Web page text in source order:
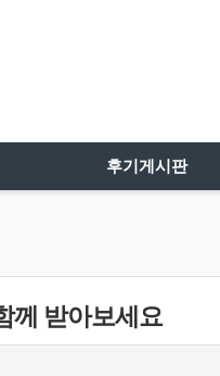
후기게시판
께 받아보세요